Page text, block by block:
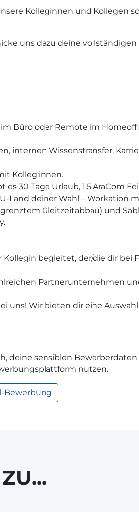
Kolleginnen und Kollegen
uns dazu deine
Büro oder Remote im
internen Wissenstransfer,
Kolleg:innen.
30 Tage Urlaub, 1,5 AraCom
Land deiner Wahl – Workation
Gleitzeitabbau) und
begleitet, der/die dir bei
Partnerunternehmen
uns! Wir bieten dir eine
deine sensiblen
nutzen.
Bewerbung